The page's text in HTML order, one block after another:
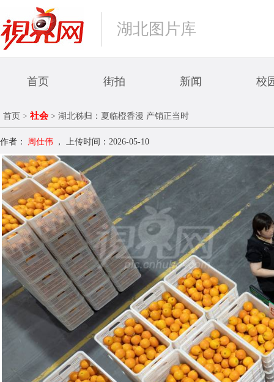
湖北图片库
首页 街拍 新闻 校
首页 > 社会 > 湖北秭归：夏临橙香漫 产销正当时
作者： 周仕伟 ， 上传时间：2026-05-10